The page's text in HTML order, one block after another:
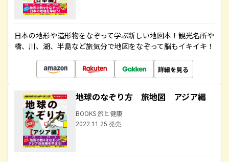
日本の地形や造形物をなぞって学ぶ新しい地図本！観光名所や
橋、川、湖、半島など旅気分で地図をなぞって脳もイキイキ！
詳細を見る
地球のなぞり方 旅地図 アジア編
BOOKS 旅と健康
2022.11.25 発売